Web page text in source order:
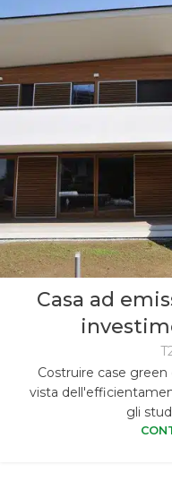
Casa ad
Costruire case
vista
gli